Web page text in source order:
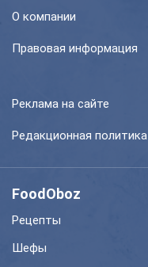
О компании
Правовая информация
Реклама на сайте
Редакционная политика
FoodOboz
Рецепты
Шефы